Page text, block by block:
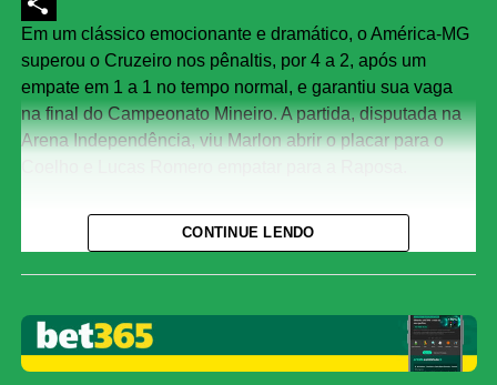
Share
Em um clássico emocionante e dramático, o América-MG
superou o Cruzeiro nos pênaltis, por 4 a 2, após um
empate em 1 a 1 no tempo normal, e garantiu sua vaga
na final do Campeonato Mineiro. A partida, disputada na
Arena Independência, viu Marlon abrir o placar para o
O Cruzeiro começou a partida pressionando, com
Matheus Henrique e Kaio Jorge criando boas chances
aproveitando cruzamento de Adyson.
A alegria do Coelho durou pouco, pois Lucas Romero,
CONTINUE LENDO